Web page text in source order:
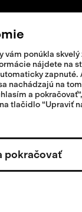
FAQ
Zasielanie
Všeobecné
Oprava
Cookies
vám ponúkla skvelý
nájdete na
zapnuté.
nachádzajú na
a
tlačidlo “Upraviť
pokračovať